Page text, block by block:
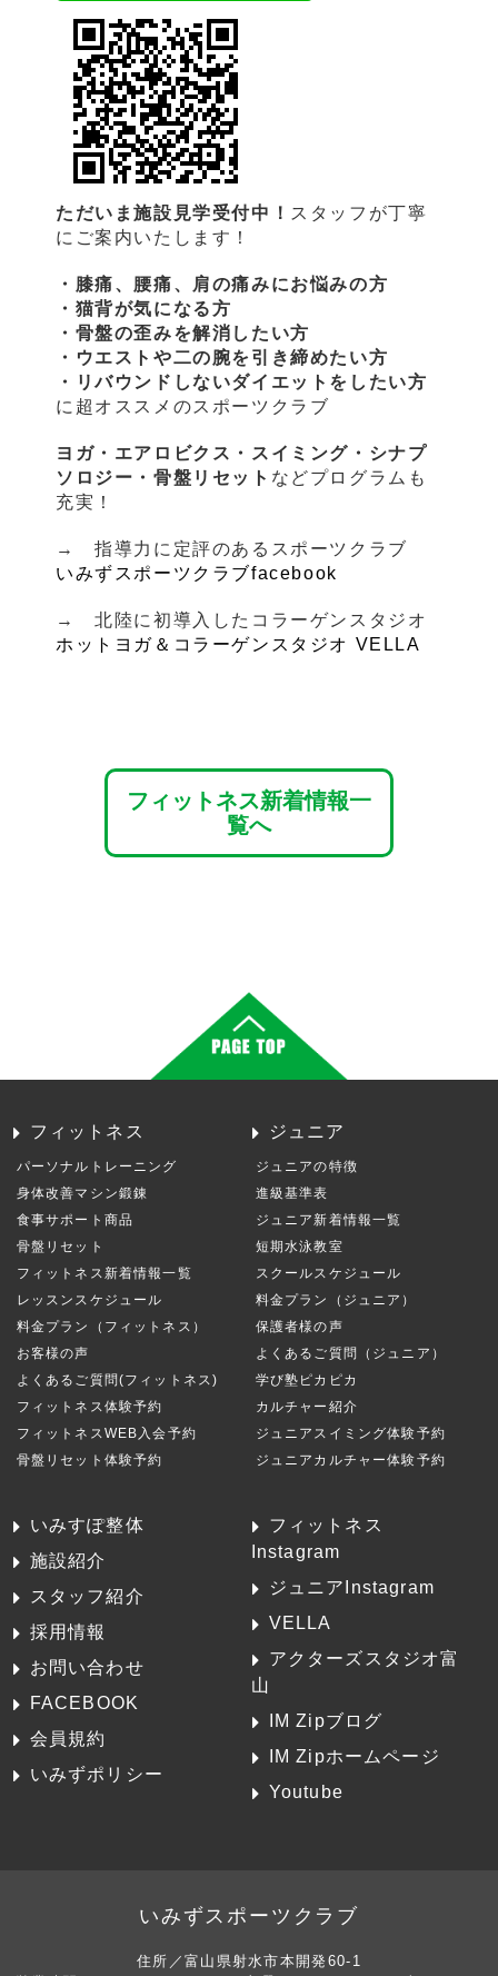
ただいま施設見学受付中！ スタッフが丁寧
にご案内いたします！
・膝痛、腰痛、肩の痛みにお悩みの方
・猫背が気になる方
・骨盤の歪みを解消したい方
・ウエストや二の腕を引き締めたい方
・リバウンドしないダイエットをしたい方
に超オススメのスポーツクラブ
ヨガ・エアロビクス・スイミング・シナプ
ソロジー・骨盤リセット などプログラムも
充実！
→ 指導力に定評のあるスポーツクラブ
いみずスポーツクラブfacebook
→ 北陸に初導入したコラーゲンスタジオ
ホットヨガ＆コラーゲンスタジオ VELLA
フィットネス新着情報一
覧へ
フィットネス
パーソナルトレーニング
身体改善マシン鍛錬
食事サポート商品
骨盤リセット
フィットネス新着情報一覧
レッスンスケジュール
料金プラン（フィットネス）
お客様の声
よくあるご質問(フィットネス)
フィットネス体験予約
フィットネスWEB入会予約
骨盤リセット体験予約
ジュニア
ジュニアの特徴
進級基準表
ジュニア新着情報一覧
短期水泳教室
スクールスケジュール
料金プラン（ジュニア）
保護者様の声
よくあるご質問（ジュニア）
学び塾ピカピカ
カルチャー紹介
ジュニアスイミング体験予約
ジュニアカルチャー体験予約
いみすぽ整体
施設紹介
スタッフ紹介
採用情報
お問い合わせ
FACEBOOK
会員規約
いみずポリシー
フィットネス
Instagram
ジュニアInstagram
VELLA
アクターズスタジオ富
山
IM Zipブログ
IM Zipホームページ
Youtube
いみずスポーツクラブ
住所／富山県射水市本開発60-1